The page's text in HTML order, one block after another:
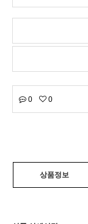
0 0
상품정보